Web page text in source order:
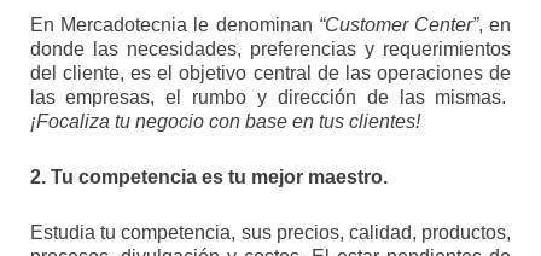
En Mercadotecnia le denominan “Customer Center”, en
donde las necesidades, preferencias y requerimientos
del cliente, es el objetivo central de las operaciones de
las empresas, el rumbo y dirección de las mismas.
¡Focaliza tu negocio con base en tus clientes!
2. Tu competencia es tu mejor maestro.
Estudia tu competencia, sus precios, calidad, productos,